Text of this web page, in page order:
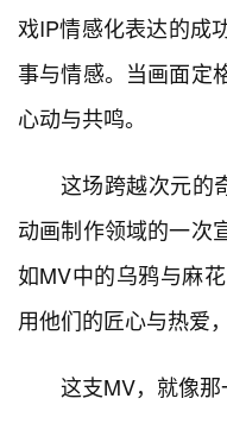
戏IP情感化表达的成
事与情感。当画面定
心动与共鸣。
这场跨越次元的
动画制作领域的一次
如MV中的乌鸦与麻
用他们的匠心与热爱
这支MV，就像